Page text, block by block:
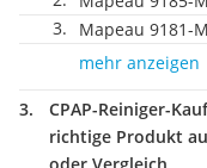
Mapeau 9181-M
mehr anzeigen
CPAP-Reiniger-
richtige Produkt